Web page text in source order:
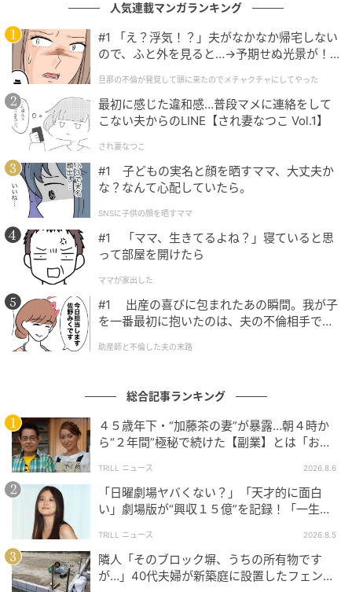
人気連載マンガランキング
#1 「え？浮気！？」夫がなかなか帰宅しない
ので、ふと外を見ると…→予期せぬ光景が！
クチャにしてやった
旦那の不倫が発覚して頭に来たのでメチャクチャにしてやった
最初に感じた違和感…普段マメに連絡をして
こない夫からのLINE【され妻なつこ Vol.1】
され妻なつこ
#1 子どもの実名と顔を晒すママ、大丈夫か
な？なんて心配していたら。
SNSに子供の顔を晒すママ
#1 「ママ、生きてるよね？」寝ていると思
って部屋を開けたら
ママが家出した
#1 出産の喜びに包まれたあの瞬間。我が子
を一番最初に抱いたのは、夫の不倫相手でし
助産師と不倫した夫の末路
総合記事ランキング
４５歳年下・“加藤茶の妻”が暴露…朝４時か
ら“２年間”極秘で続けた【副業】とは「お金
TRILL ニュース 2026.8.6
「日曜劇場ヤバくない？」「天才的に面白
い」劇場版が“興収１５億”を記録！「一生言
TRILL ニュース 2026.8.5
隣人「そのブロック塀、うちの所有物です
が…」40代夫婦が新築庭に設置したフェン